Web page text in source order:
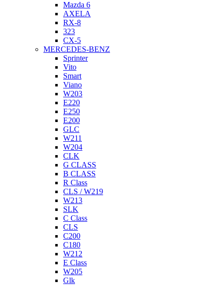
Mazda 6
AXELA
RX-8
323
CX-5
MERCEDES-BENZ
Sprinter
Vito
Smart
Viano
W203
E220
E250
E200
GLC
W211
W204
CLK
G CLASS
B CLASS
R Class
CLS / W219
W213
SLK
C Class
CLS
C200
C180
W212
E Class
W205
Glk